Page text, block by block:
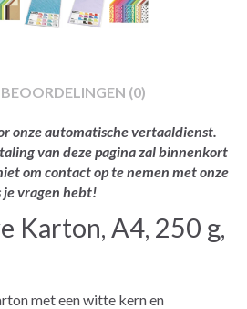
BEOORDELINGEN (0)
onze automatische vertaaldienst.
van deze pagina zal binnenkort
om contact op te nemen met onze
je vragen hebt!
Karton, A4, 250 g,
met een witte kern en